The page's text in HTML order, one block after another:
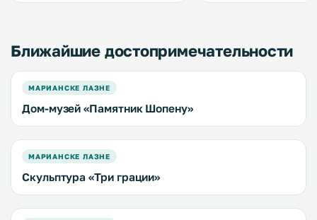
Ближайшие достопримечательности
МАРИАНСКЕ ЛАЗНЕ
Дом-музей «Памятник Шопену»
МАРИАНСКЕ ЛАЗНЕ
Скульптура «Три грации»